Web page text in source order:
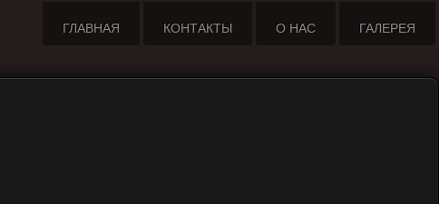
ГЛАВНАЯ КОНТАКТЫ О НАС ГАЛЕРЕЯ